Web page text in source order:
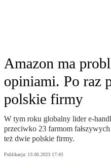
Amazon ma
opiniami. Po raz
polskie firmy
W tym roku globalny lider e-
przeciwko 23 farmom
też dwie polskie firmy.
Publikacja: 13.06.2023 17:43